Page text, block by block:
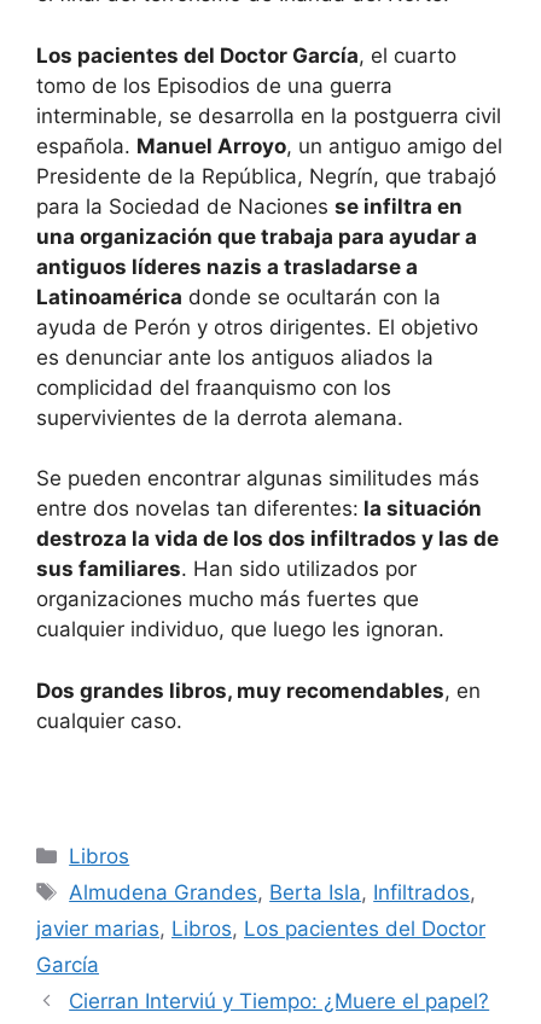
Los pacientes del Doctor García, el cuarto
tomo de los Episodios de una guerra
interminable, se desarrolla en la postguerra civil
española. Manuel Arroyo, un antiguo amigo del
Presidente de la República, Negrín, que trabajó
para la Sociedad de Naciones se infiltra en
una organización que trabaja para ayudar a
antiguos líderes nazis a trasladarse a
Latinoamérica donde se ocultarán con la
ayuda de Perón y otros dirigentes. El objetivo
es denunciar ante los antiguos aliados la
complicidad del fraanquismo con los
supervivientes de la derrota alemana.
Se pueden encontrar algunas similitudes más
entre dos novelas tan diferentes: la situación
destroza la vida de los dos infiltrados y las de
sus familiares. Han sido utilizados por
organizaciones mucho más fuertes que
cualquier individuo, que luego les ignoran.
Dos grandes libros, muy recomendables, en
cualquier caso.
Categorías
Libros
Etiquetas
Almudena Grandes, Berta Isla, Infiltrados,
javier marias, Libros, Los pacientes del Doctor
García
Cierran Interviú y Tiempo: ¿Muere el papel?